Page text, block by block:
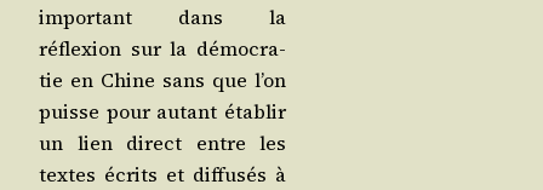
impor­tant dans la
réflexion sur la démo­cra­
tie en Chine sans que l’on
puisse pour autant éta­blir
un lien direct entre les
textes écrits et dif­fu­sés à